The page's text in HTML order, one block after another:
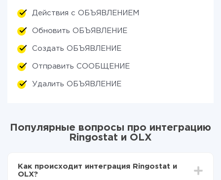
Действия с ОБЪЯВЛЕНИЕМ
Обновить ОБЪЯВЛЕНИЕ
Создать ОБЪЯВЛЕНИЕ
Отправить СООБЩЕНИЕ
Удалить ОБЪЯВЛЕНИЕ
Популярные вопросы про интеграцию
Ringostat и OLX
Как происходит интеграция Ringostat и
OLX?